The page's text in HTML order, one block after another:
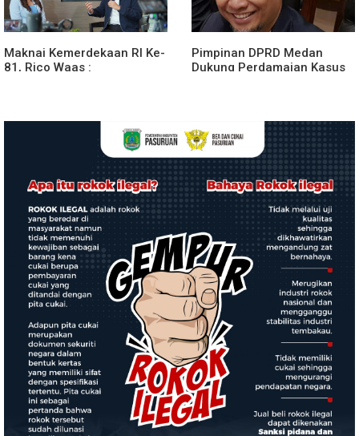
Maknai Kemerdekaan RI Ke-
81, Rico Waas :
Pelayanan Primer
Pimpinan DPRD Medan
Dukung Perdamaian Kasus